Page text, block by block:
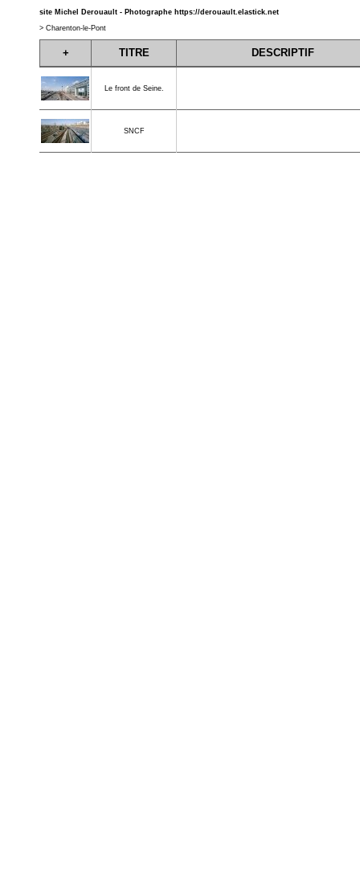
site Michel Derouault - Photographe https://derouault.elastick.net
> Charenton-le-Pont
+ TITRE DESCRIPTIF
Le front de Seine.
SNCF